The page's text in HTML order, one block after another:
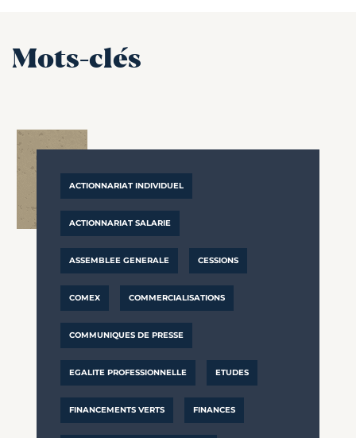
Mots-clés
ACTIONNARIAT INDIVIDUEL
ACTIONNARIAT SALARIE
ASSEMBLEE GENERALE CESSIONS
COMEX COMMERCIALISATIONS
COMMUNIQUES DE PRESSE
EGALITE PROFESSIONNELLE ETUDES
FINANCEMENTS VERTS FINANCES